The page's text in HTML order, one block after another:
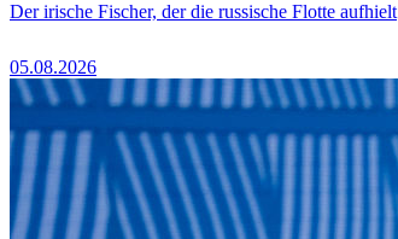
Der irische Fischer, der die russische Flotte aufhielt
05.08.2026